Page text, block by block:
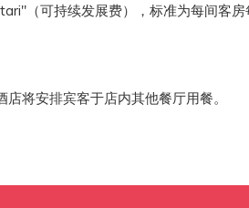
（可持续发展费），标准为每间客
将安排宾客于店内其他餐厅用餐。